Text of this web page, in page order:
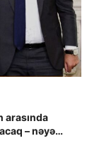
arasında
– nəyə